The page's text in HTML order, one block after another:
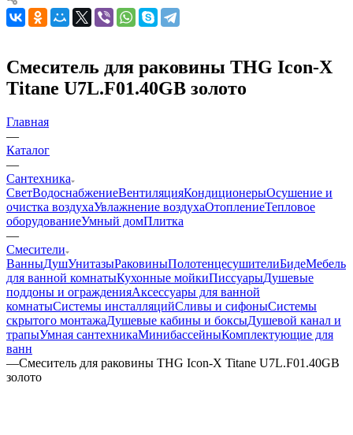
Смеситель для раковины THG Icon-X
Titane U7L.F01.40GB золото
Главная
—
Каталог
—
Сантехника
СветВодоснабжениеВентиляцияКондиционерыОсушение и
очистка воздухаУвлажнение воздухаОтоплениеТепловое
оборудованиеУмный домПлитка
—
Смесители
ВанныДушУнитазыРаковиныПолотенцесушителиБидеМебель
для ванной комнатыКухонные мойкиПиссуарыДушевые
поддоны и огражденияАксессуары для ванной
комнатыСистемы инсталляцийСливы и сифоныСистемы
скрытого монтажаДушевые кабины и боксыДушевой канал и
трапыУмная сантехникаМинибассейныКомплектующие для
ванн
—Смеситель для раковины THG Icon-X Titane U7L.F01.40GB
золото